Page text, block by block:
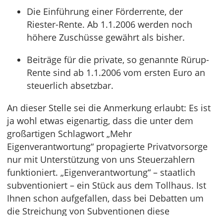
Die Einführung einer Förderrente, der
Riester-Rente. Ab 1.1.2006 werden noch
höhere Zuschüsse gewährt als bisher.
Beiträge für die private, so genannte Rürup-
Rente sind ab 1.1.2006 vom ersten Euro an
steuerlich absetzbar.
An dieser Stelle sei die Anmerkung erlaubt: Es ist
ja wohl etwas eigenartig, dass die unter dem
großartigen Schlagwort „Mehr
Eigenverantwortung“ propagierte Privatvorsorge
nur mit Unterstützung von uns Steuerzahlern
funktioniert. „Eigenverantwortung“ – staatlich
subventioniert – ein Stück aus dem Tollhaus. Ist
Ihnen schon aufgefallen, dass bei Debatten um
die Streichung von Subventionen diese